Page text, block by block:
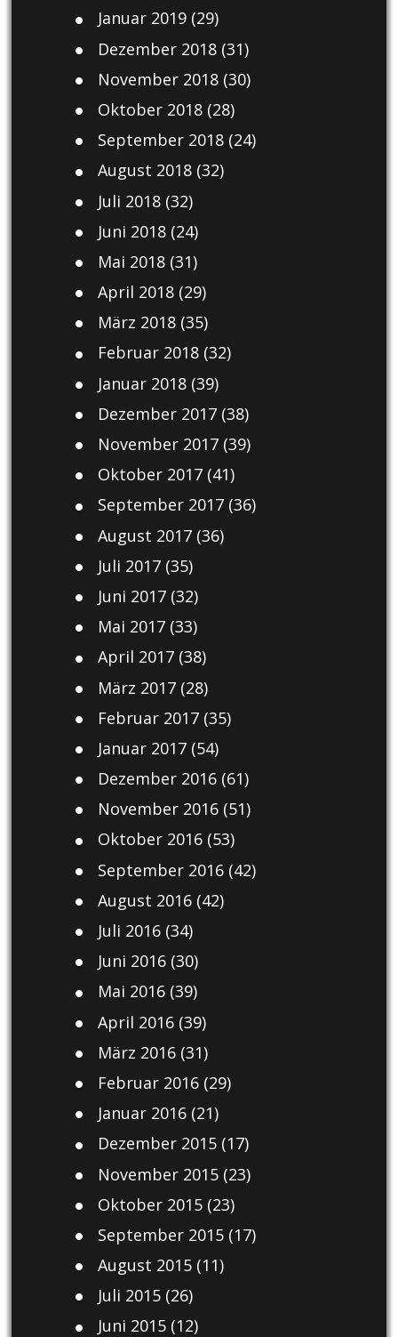
Januar 2019(29)
Dezember 2018(31)
November 2018(30)
Oktober 2018(28)
September 2018(24)
August 2018(32)
Juli 2018(32)
Juni 2018(24)
Mai 2018(31)
April 2018(29)
März 2018(35)
Februar 2018(32)
Januar 2018(39)
Dezember 2017(38)
November 2017(39)
Oktober 2017(41)
September 2017(36)
August 2017(36)
Juli 2017(35)
Juni 2017(32)
Mai 2017(33)
April 2017(38)
März 2017(28)
Februar 2017(35)
Januar 2017(54)
Dezember 2016(61)
November 2016(51)
Oktober 2016(53)
September 2016(42)
August 2016(42)
Juli 2016(34)
Juni 2016(30)
Mai 2016(39)
April 2016(39)
März 2016(31)
Februar 2016(29)
Januar 2016(21)
Dezember 2015(17)
November 2015(23)
Oktober 2015(23)
September 2015(17)
August 2015(11)
Juli 2015(26)
Juni 2015(12)